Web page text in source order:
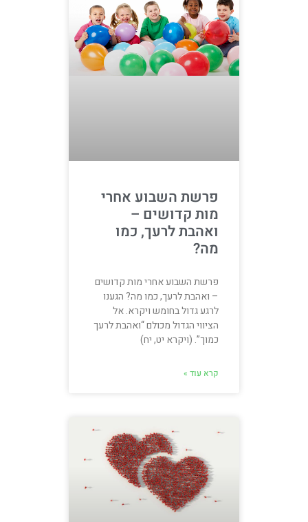
פרשת השבוע אחרי
מות קדושים –
ואהבת לרעך, כמו
מה?
פרשת השבוע אחרי מות קדושים
– ואהבת לרעך, כמו מה? הגענו
לרגע גדול בחומש ויקרא. אל
הציווי הגדול מכולם “ואהבת לרעך
כמוך”. (ויקרא יט, יח)
קרא עוד »